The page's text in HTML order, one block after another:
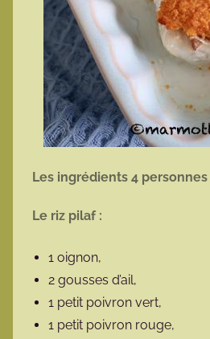
Les ingrédients 4 personnes
Le riz pilaf :
1 oignon,
2 gousses d’ail,
1 petit poivron vert,
1 petit poivron rouge,